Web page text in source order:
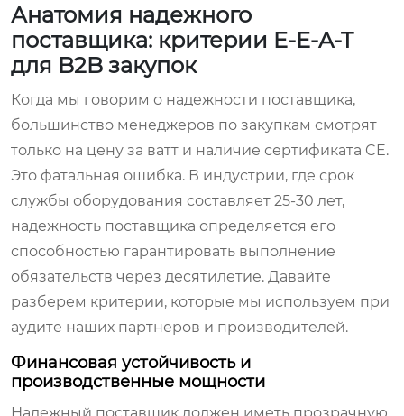
Анатомия надежного
поставщика: критерии E-E-A-T
для B2B закупок
Когда мы говорим о надежности поставщика,
большинство менеджеров по закупкам смотрят
только на цену за ватт и наличие сертификата CE.
Это фатальная ошибка. В индустрии, где срок
службы оборудования составляет 25-30 лет,
надежность поставщика определяется его
способностью гарантировать выполнение
обязательств через десятилетие. Давайте
разберем критерии, которые мы используем при
аудите наших партнеров и производителей.
Финансовая устойчивость и
производственные мощности
Надежный поставщик должен иметь прозрачную